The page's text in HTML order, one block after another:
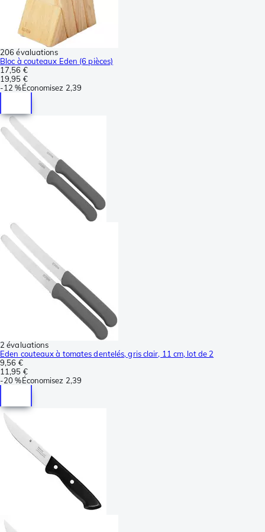
206 évaluations
Bloc à couteaux Eden (6 pièces)
17,56 €
19,95 €
-12 %Économisez 2,39
2 évaluations
Eden couteaux à tomates dentelés, gris clair, 11 cm, lot de 2
9,56 €
11,95 €
-20 %Économisez 2,39